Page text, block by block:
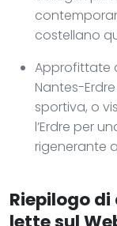
costellano
Approfittate
Nantes-
sportiva, o
l’Erdre per
rigenerante
Riepilogo